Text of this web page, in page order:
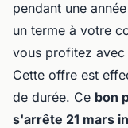
pendant une
un terme à votre
vous profitez
Cette offre est
de durée. Ce bon
s'arrête 21 mars